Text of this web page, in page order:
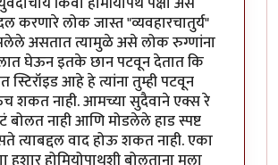
करणारे लोक जास्त "व्यवहारचातुर्य"
असतात त्यामुळे असे लोक रुग्णांना
घेऊन इतके छान पटवून देतात कि
स्टिरॉइड आहे हे त्यांना तुम्ही पटवून
शकत नाही. आमच्या सुदैवाने एक्स रे
बोलत नाही आणि मोडलेले हाड स्पष्ट
त्याबद्दल वाद होऊ शकत नाही. एका